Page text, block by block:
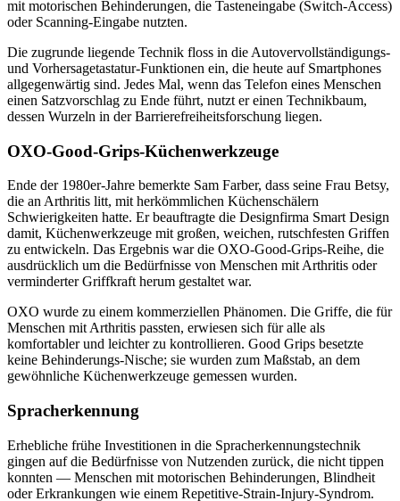
mit motorischen Behinderungen, die Tasteneingabe (Switch-Access)
oder Scanning-Eingabe nutzten.
Die zugrunde liegende Technik floss in die Autovervollständigungs-
und Vorhersagetastatur-Funktionen ein, die heute auf Smartphones
allgegenwärtig sind. Jedes Mal, wenn das Telefon eines Menschen
einen Satzvorschlag zu Ende führt, nutzt er einen Technikbaum,
dessen Wurzeln in der Barrierefreiheitsforschung liegen.
OXO-Good-Grips-Küchenwerkzeuge
Ende der 1980er-Jahre bemerkte Sam Farber, dass seine Frau Betsy,
die an Arthritis litt, mit herkömmlichen Küchenschälern
Schwierigkeiten hatte. Er beauftragte die Designfirma Smart Design
damit, Küchenwerkzeuge mit großen, weichen, rutschfesten Griffen
zu entwickeln. Das Ergebnis war die OXO-Good-Grips-Reihe, die
ausdrücklich um die Bedürfnisse von Menschen mit Arthritis oder
verminderter Griffkraft herum gestaltet war.
OXO wurde zu einem kommerziellen Phänomen. Die Griffe, die für
Menschen mit Arthritis passten, erwiesen sich für alle als
komfortabler und leichter zu kontrollieren. Good Grips besetzte
keine Behinderungs-Nische; sie wurden zum Maßstab, an dem
gewöhnliche Küchenwerkzeuge gemessen wurden.
Spracherkennung
Erhebliche frühe Investitionen in die Spracherkennungstechnik
gingen auf die Bedürfnisse von Nutzenden zurück, die nicht tippen
konnten — Menschen mit motorischen Behinderungen, Blindheit
oder Erkrankungen wie einem Repetitive-Strain-Injury-Syndrom.